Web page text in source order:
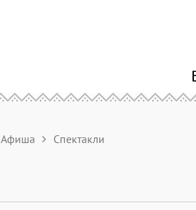
Афиша Спектакли